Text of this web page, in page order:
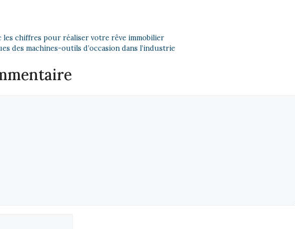
les chiffres pour réaliser votre rêve immobilier
des machines-outils d’occasion dans l’industrie